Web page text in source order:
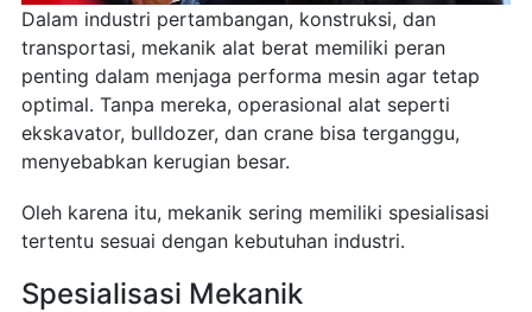
Dalam industri pertambangan, konstruksi, dan
transportasi, mekanik alat berat memiliki peran
penting dalam menjaga performa mesin agar tetap
optimal. Tanpa mereka, operasional alat seperti
ekskavator, bulldozer, dan crane bisa terganggu,
menyebabkan kerugian besar.
Oleh karena itu, mekanik sering memiliki spesialisasi
tertentu sesuai dengan kebutuhan industri.
Spesialisasi Mekanik